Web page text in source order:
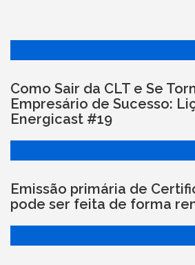
Como Sair da CLT e Se
Empresário de Sucesso:
Energicast #19
Emissão primária de
pode ser feita de forma